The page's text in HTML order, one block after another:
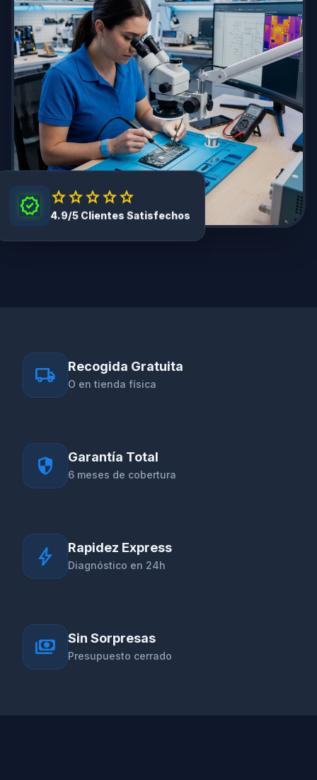
verified starstarstarstarstar
4.9/5 Clientes Satisfechos
local_shipping Recogida Gratuita
O en tienda física
security Garantía Total
6 meses de cobertura
bolt Rapidez Express
Diagnóstico en 24h
payments Sin Sorpresas
Presupuesto cerrado